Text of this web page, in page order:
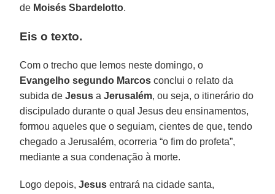
de Moisés Sbardelotto.
Eis o texto.
Com o trecho que lemos neste domingo, o
Evangelho segundo Marcos conclui o relato da
subida deJesus aJerusalém, ou seja, o itinerário do
discipulado durante o qual Jesus deu ensinamentos,
formou aqueles que o seguiam, cientes de que, tendo
chegado a Jerusalém, ocorreria “o fim do profeta”,
mediante a sua condenação à morte.
Logo depois,Jesus entrará na cidade santa,